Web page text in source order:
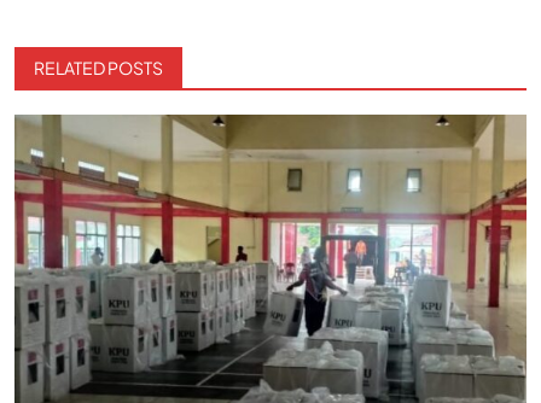
RELATED POSTS